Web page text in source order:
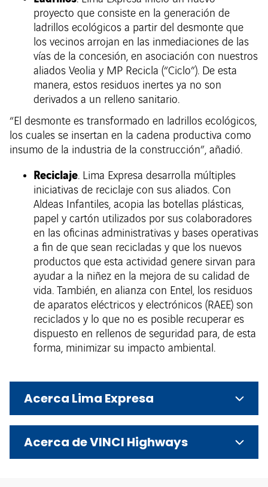
proyecto que consiste en la generación de
ladrillos ecológicos a partir del desmonte que
los vecinos arrojan en las inmediaciones de las
vías de la concesión, en asociación con nuestros
aliados Veolia y MP Recicla (“Ciclo”). De esta
manera, estos residuos inertes ya no son
derivados a un relleno sanitario.
“El desmonte es transformado en ladrillos ecológicos,
los cuales se insertan en la cadena productiva como
insumo de la industria de la construcción”, añadió.
Reciclaje. Lima Expresa desarrolla múltiples
iniciativas de reciclaje con sus aliados. Con
Aldeas Infantiles, acopia las botellas plásticas,
papel y cartón utilizados por sus colaboradores
en las oficinas administrativas y bases operativas
a fin de que sean recicladas y que los nuevos
productos que esta actividad genere sirvan para
ayudar a la niñez en la mejora de su calidad de
vida. También, en alianza con Entel, los residuos
de aparatos eléctricos y electrónicos (RAEE) son
reciclados y lo que no es posible recuperar es
dispuesto en rellenos de seguridad para, de esta
forma, minimizar su impacto ambiental.
Acerca Lima Expresa
Acerca de VINCI Highways